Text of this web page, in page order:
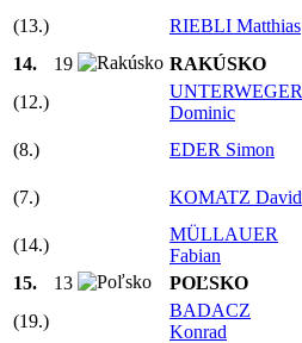
(13.) RIEBLI Matthias
14.
19 RAKÚSKO
(12.)
UNTERWEGER
Dominic
(8.) EDER Simon
(7.) KOMATZ David
(14.)
MÜLLAUER
Fabian
15.
13 POĽSKO
(19.)
BADACZ
Konrad